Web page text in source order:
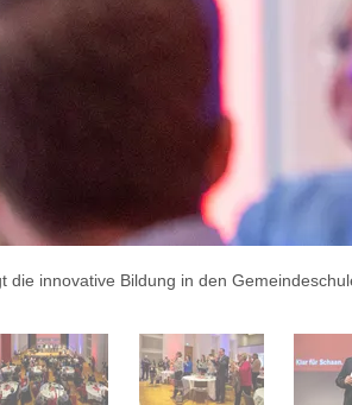
die innovative Bildung in den